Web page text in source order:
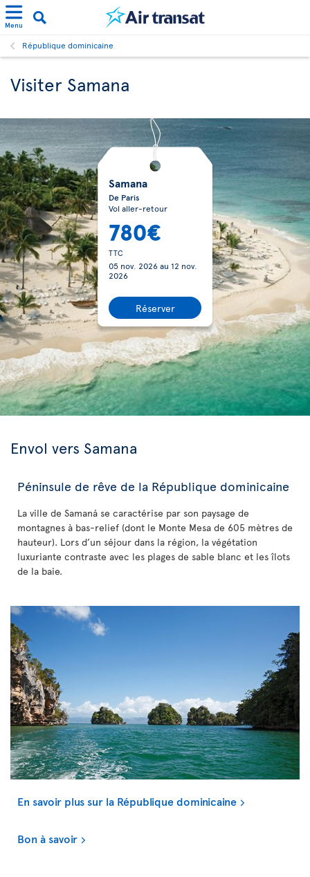
Menu
République dominicaine
Visiter Samana
Samana
De Paris
Vol aller-retour
780€
TTC
05 nov. 2026au 12 nov.
2026
Réserver
Envol vers Samana
Péninsule de rêve de la République dominicaine
La ville de Samaná se caractérise par son paysage de
montagnes à bas-relief (dont le Monte Mesa de 605 mètres de
hauteur). Lors d’un séjour dans la région, la végétation
luxuriante contraste avec les plages de sable blanc et les îlots
de la baie.
En savoir plus sur la République dominicaine
Bon à savoir